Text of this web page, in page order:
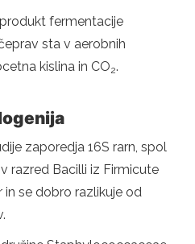
fermentacije
sta v aerobnih
kislina in CO2.
zaporedja 16S rarn, spol
razred Bacilli iz Firmicute
in se dobro razlikuje od